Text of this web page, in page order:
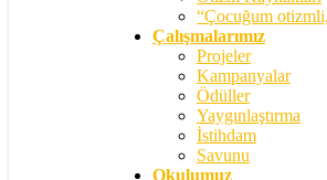
“Çocuğum
Çalışmalarımız
Projeler
Kampanyalar
Ödüller
Yaygınlaştırma
İstihdam
Savunu
Okulumuz